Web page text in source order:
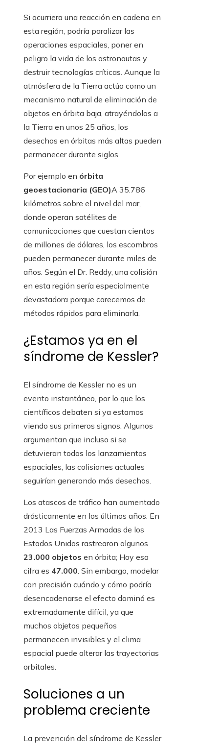
Si ocurriera una reacción en cadena en
esta región, podría paralizar las
operaciones espaciales, poner en
peligro la vida de los astronautas y
destruir tecnologías críticas. Aunque la
atmósfera de la Tierra actúa como un
mecanismo natural de eliminación de
objetos en órbita baja, atrayéndolos a
la Tierra en unos 25 años, los
desechos en órbitas más altas pueden
permanecer durante siglos.
Por ejemplo en órbita
geoestacionaria (GEO)A 35.786
kilómetros sobre el nivel del mar,
donde operan satélites de
comunicaciones que cuestan cientos
de millones de dólares, los escombros
pueden permanecer durante miles de
años. Según el Dr. Reddy, una colisión
en esta región sería especialmente
devastadora porque carecemos de
métodos rápidos para eliminarla.
¿Estamos ya en el
síndrome de Kessler?
El síndrome de Kessler no es un
evento instantáneo, por lo que los
científicos debaten si ya estamos
viendo sus primeros signos. Algunos
argumentan que incluso si se
detuvieran todos los lanzamientos
espaciales, las colisiones actuales
seguirían generando más desechos.
Los atascos de tráfico han aumentado
drásticamente en los últimos años. En
2013 Las Fuerzas Armadas de los
Estados Unidos rastrearon algunos
23.000 objetos en órbita; Hoy esa
cifra es 47.000. Sin embargo, modelar
con precisión cuándo y cómo podría
desencadenarse el efecto dominó es
extremadamente difícil, ya que
muchos objetos pequeños
permanecen invisibles y el clima
espacial puede alterar las trayectorias
orbitales.
Soluciones a un
problema creciente
La prevención del síndrome de Kessler